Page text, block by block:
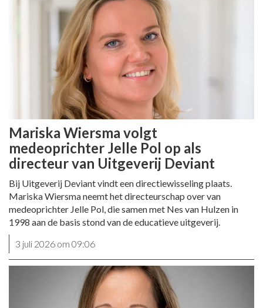
Mariska Wiersma volgt
medeoprichter Jelle Pol op als
directeur van Uitgeverij Deviant
Bij Uitgeverij Deviant vindt een directiewisseling plaats.
Mariska Wiersma neemt het directeurschap over van
medeoprichter Jelle Pol, die samen met Nes van Hulzen in
1998 aan de basis stond van de educatieve uitgeverij.
3 juli 2026 om 09:06